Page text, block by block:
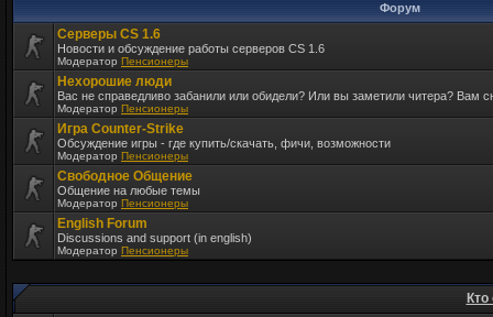
Форум
Серверы CS 1.6
Новости и обсуждение работы серверов CS 1.6
Модератор Пенсионеры
Нехорошие люди
Вас не справедливо забанили или обидели? Или вы заметили читера? Вам
Модератор Пенсионеры
Игра Counter-Strike
Обсуждение игры - где купить/скачать, фичи, возможности
Модератор Пенсионеры
Свободное Общение
Общение на любые темы
Модератор Пенсионеры
English Forum
Discussions and support (in english)
Модератор Пенсионеры